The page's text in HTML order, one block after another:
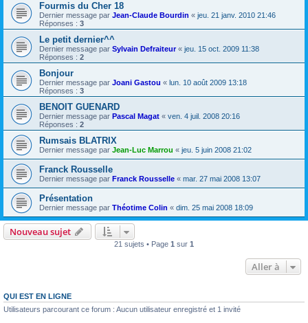
Fourmis du Cher 18
Dernier message par Jean-Claude Bourdin « jeu. 21 janv. 2010 21:46
Réponses : 3
Le petit dernier^^
Dernier message par Sylvain Defraiteur« jeu. 15 oct. 2009 11:38
Réponses : 2
Bonjour
Dernier message par Joani Gastou « lun. 10 août 2009 13:18
Réponses : 3
BENOIT GUENARD
Dernier message par Pascal Magat « ven. 4 juil. 2008 20:16
Réponses : 2
Rumsais BLATRIX
Dernier message par Jean-Luc Marrou « jeu. 5 juin 2008 21:02
Franck Rousselle
Dernier message par Franck Rousselle « mar. 27 mai 2008 13:07
Présentation
Dernier message par Théotime Colin « dim. 25 mai 2008 18:09
Nouveau sujet
21 sujets • Page 1 sur 1
Aller à
QUI EST EN LIGNE
Utilisateurs parcourant ce forum : Aucun utilisateur enregistré et 1 invité